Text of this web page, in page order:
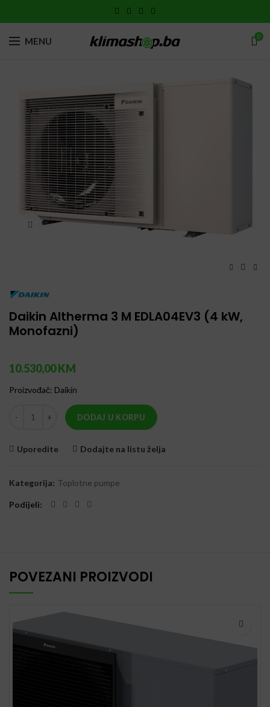
MENU 0
Click to enlarge
Daikin Altherma 3 M EDLA04EV3 (4 kW,
Monofazni)
10.530,00KM
Proizvođač: Daikin
Daikin Altherma 3 M EDLA04EV3 (4 kW, Monofazni) količina
DODAJ U KORPU
Uporedite Dodajte na listu želja
Kategorija: Toplotne pumpe
Podijeli
POVEZANI PROIZVODI